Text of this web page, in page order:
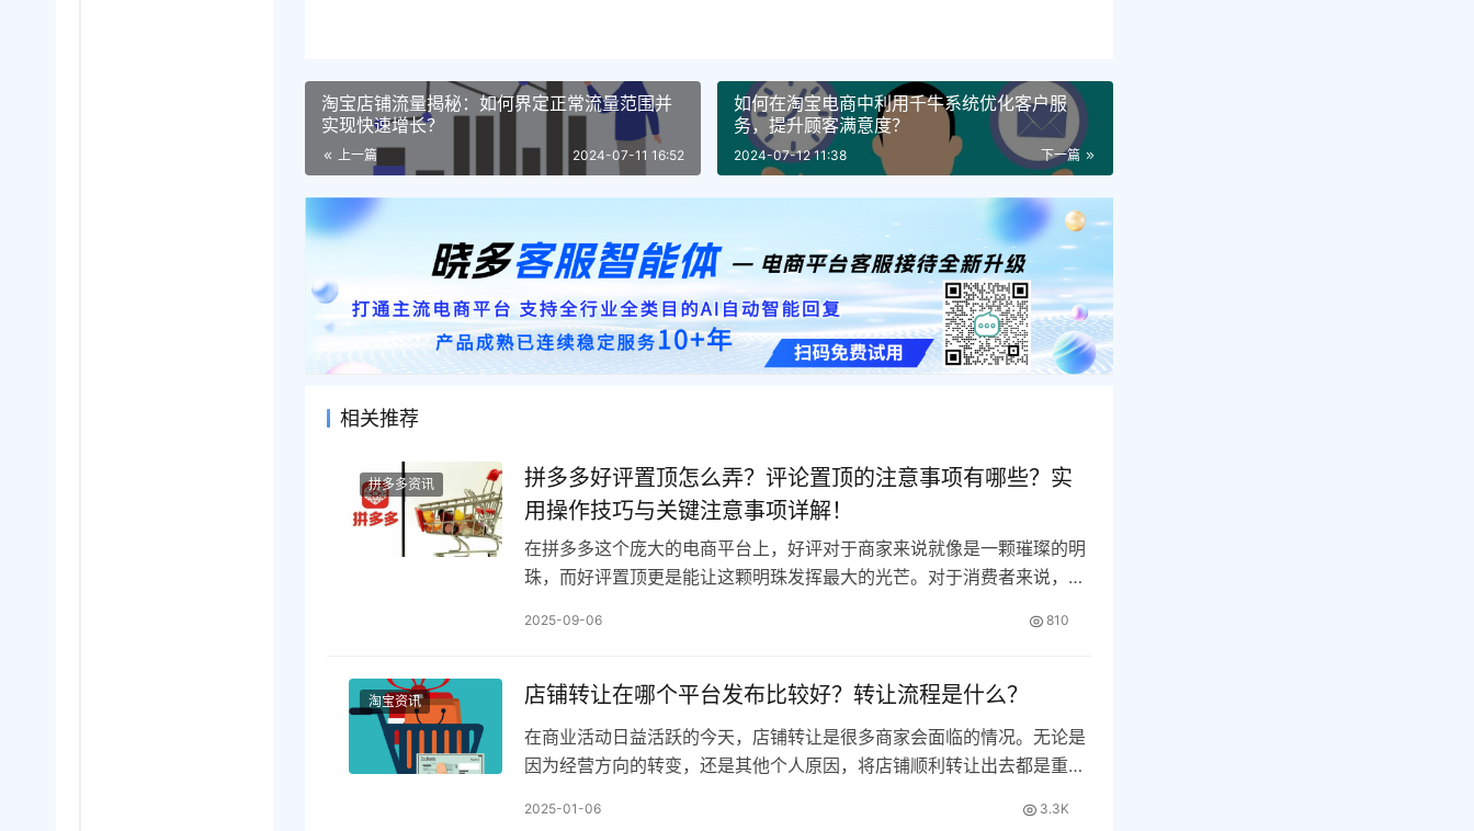
淘宝店铺流量揭秘：如何界定正常流量范围并
实现快速增长？
上一篇 2024-07-11 16:52
如何在淘宝电商中利用千牛系统优化客户服
务，提升顾客满意度？
下一篇
2024-07-12 11:38
相关推荐
拼多多资讯
拼多多好评置顶怎么弄？评论置顶的注意事项有哪些？实
用操作技巧与关键注意事项详解！
在拼多多这个庞大的电商平台上，好评对于商家来说就像是一颗璀璨的明
珠，而好评置顶更是能让这颗明珠发挥最大的光芒。对于消费者来说，了
2025-09-06 810
淘宝资讯 店铺转让在哪个平台发布比较好？转让流程是什么？
在商业活动日益活跃的今天，店铺转让是很多商家会面临的情况。无论是
因为经营方向的转变，还是其他个人原因，将店铺顺利转让出去都是重要
2025-01-06 3.3K